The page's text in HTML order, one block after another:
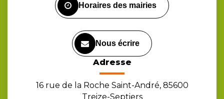
Horaires des mairies
Nous écrire
Adresse
16 rue de la Roche Saint-André, 85600
Treize-Septiers